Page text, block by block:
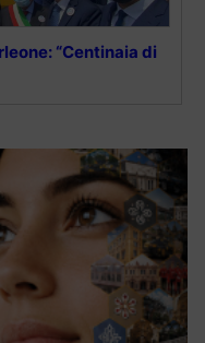
“Centinaia di